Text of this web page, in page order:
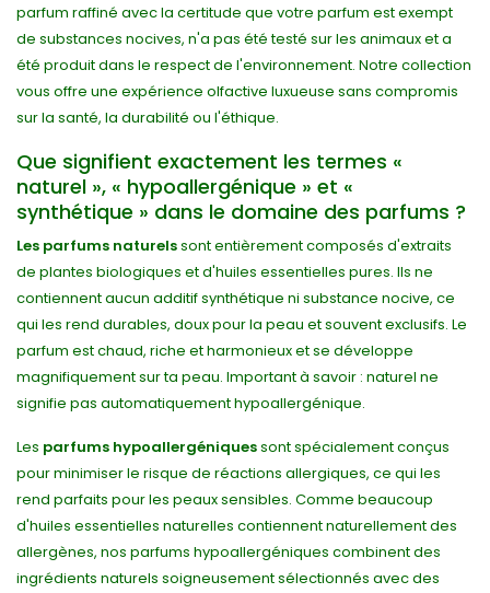
parfum raffiné avec la certitude que votre parfum est exempt
de substances nocives, n'a pas été testé sur les animaux et a
été produit dans le respect de l'environnement. Notre collection
vous offre une expérience olfactive luxueuse sans compromis
sur la santé, la durabilité ou l'éthique.
Que signifient exactement les termes «
naturel », « hypoallergénique » et «
synthétique » dans le domaine des parfums ?
Les parfums naturelssont entièrement composés d'extraits
de plantes biologiques et d'huiles essentielles pures. Ils ne
contiennent aucun additif synthétique ni substance nocive, ce
qui les rend durables, doux pour la peau et souvent exclusifs. Le
parfum est chaud, riche et harmonieux et se développe
magnifiquement sur ta peau. Important à savoir : naturel ne
signifie pas automatiquement hypoallergénique.
Les parfums hypoallergéniquessont spécialement conçus
pour minimiser le risque de réactions allergiques, ce qui les
rend parfaits pour les peaux sensibles. Comme beaucoup
d'huiles essentielles naturelles contiennent naturellement des
allergènes, nos parfums hypoallergéniques combinent des
ingrédients naturels soigneusement sélectionnés avec des